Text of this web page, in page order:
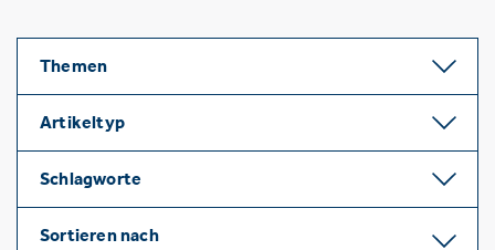
Themen
Artikeltyp
Schlagworte
Sortieren nach